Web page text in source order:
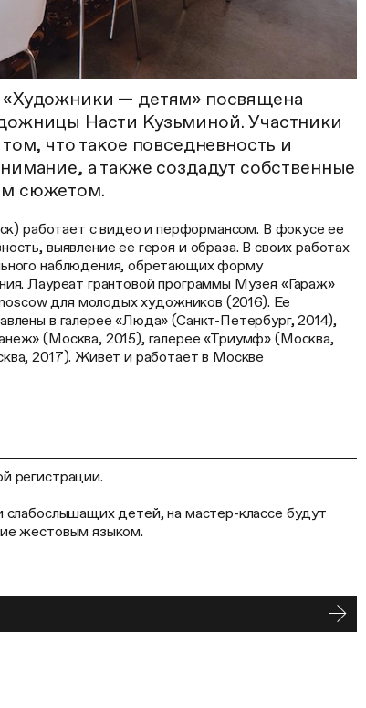
«Художники — детям» посвящена
Насти Кузьминой. Участники
что такое повседневность и
а также создадут собственные
сюжетом.
работает с видео и перформансом. В фокусе ее
выявление ее героя и образа. В своих работах
наблюдения, обретающих форму
Лауреат грантовой программы Музея «Гараж»
для молодых художников (2016). Ее
в галерее «Люда» (Санкт-Петербург, 2014),
(Москва, 2015), галерее «Триумф» (Москва,
2017). Живет и работает в Москве
регистрации.
слабослышащих детей, на мастер-классе будут
жестовым языком.